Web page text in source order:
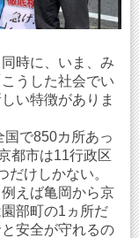
時に、いま、み
うした社会でい
い特徴がありま
で850カ所あっ
都市は11行政区
だけしかない。
えば亀岡から京
部町の1ヵ所だ
安全が守れるの